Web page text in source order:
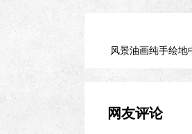
风景油画纯手绘地
网友评论